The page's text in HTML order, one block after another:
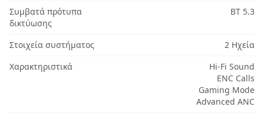
Συμβατά πρότυπα
δικτύωσης
BT 5.3
Στοιχεία συστήματος
2 Ηχεία
Χαρακτηριστικά
Hi-Fi Sound
ENC Calls
Gaming Mode
Advanced ANC